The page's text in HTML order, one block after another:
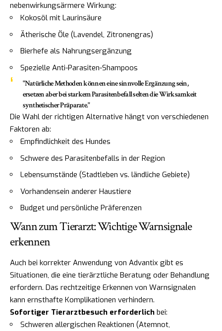
nebenwirkungsärmere Wirkung:
Kokosöl mit Laurinsäure
Ätherische Öle (Lavendel, Zitronengras)
Bierhefe als Nahrungsergänzung
Spezielle Anti-Parasiten-Shampoos
"Natürliche Methoden können eine sinnvolle Ergänzung sein,
ersetzen aber bei starkem Parasitenbefall selten die Wirksamkeit
synthetischer Präparate."
Die Wahl der richtigen Alternative hängt von verschiedenen
Faktoren ab:
Empfindlichkeit des Hundes
Schwere des Parasitenbefalls in der Region
Lebensumstände (Stadtleben vs. ländliche Gebiete)
Vorhandensein anderer Haustiere
Budget und persönliche Präferenzen
Wann zum Tierarzt: Wichtige Warnsignale
erkennen
Auch bei korrekter Anwendung von Advantix gibt es
Situationen, die eine tierärztliche Beratung oder Behandlung
erfordern. Das rechtzeitige Erkennen von Warnsignalen
kann ernsthafte Komplikationen verhindern.
Sofortiger Tierarztbesuch erforderlich bei:
Schweren allergischen Reaktionen (Atemnot,